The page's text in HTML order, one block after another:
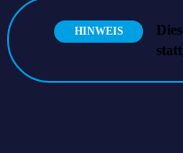
HINWEIS